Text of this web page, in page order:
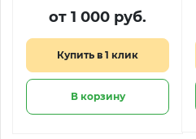
от 1 000 руб.
Купить в 1 клик
В корзину